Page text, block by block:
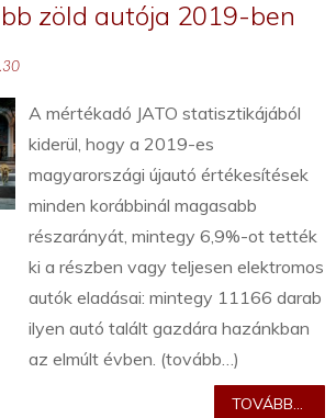
zöld autója 2019-ben
A mértékadó JATO statisztikájából
kiderül, hogy a 2019-es
magyarországi újautó értékesítések
minden korábbinál magasabb
részarányát, mintegy 6,9%-ot tették
ki a részben vagy teljesen elektromos
autók eladásai: mintegy 11166 darab
ilyen autó talált gazdára hazánkban
az elmúlt évben. (tovább…)
TOVÁBB...